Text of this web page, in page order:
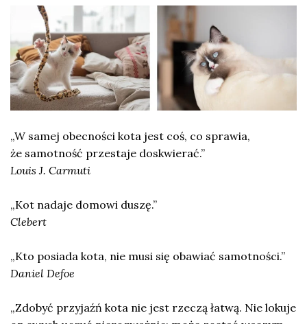
„W samej obecności kota jest coś, co sprawia,
że samotność przestaje doskwierać.”
Louis J. Carmuti
„Kot nadaje domowi duszę.”
Clebert
„Kto posiada kota, nie musi się obawiać samotności.”
Daniel Defoe
„Zdobyć przyjaźń kota nie jest rzeczą łatwą. Nie lokuje